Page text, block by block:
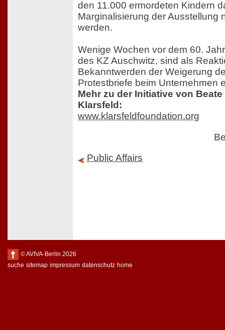
den 11.000 ermordeten Kindern
Marginalisierung der Ausstellung
werden.
Wenige Wochen vor dem 60.
des KZ Auschwitz, sind als
Bekanntwerden der Weigerung
Protestbriefe beim Unternehmen
Mehr zu der Initiative von
Klarsfeld:
www.klarsfeldfoundation.org
Public Affairs
© AVIVA-Berlin 2026
suche sitemap impressum datenschutz home